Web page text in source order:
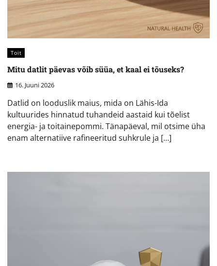
Toit
Mitu datlit päevas võib süüa, et kaal ei tõuseks?
16. Juuni 2026
Datlid on looduslik maius, mida on Lähis-Ida
kultuurides hinnatud tuhandeid aastaid kui tõelist
energia- ja toitainepommi. Tänapäeval, mil otsime üha
enam alternatiive rafineeritud suhkrule ja […]